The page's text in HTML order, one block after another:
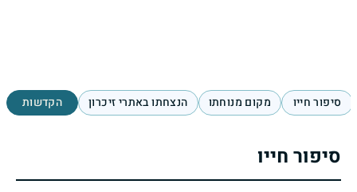
סיפור חייו מקום מנוחתו הנצחתו באתרי זיכרון הקדשות
סיפור חייו